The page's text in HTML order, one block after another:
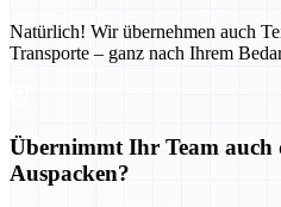
Natürlich! Wir übernehmen auch
Transporte – ganz nach Ihrem
Übernimmt Ihr Team auch
Auspacken?